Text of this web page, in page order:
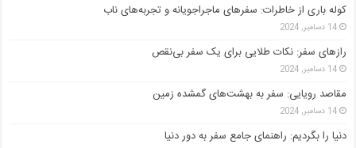
کوله باری از خاطرات: سفرهای ماجراجویانه و تجربه‌های ناب
14 دسامبر, 2024
رازهای سفر: نکات طلایی برای یک سفر بی‌نقص
14 دسامبر, 2024
مقاصد رویایی: سفر به بهشت‌های گمشده زمین
14 دسامبر, 2024
دنیا را بگردیم: راهنمای جامع سفر به دور دنیا